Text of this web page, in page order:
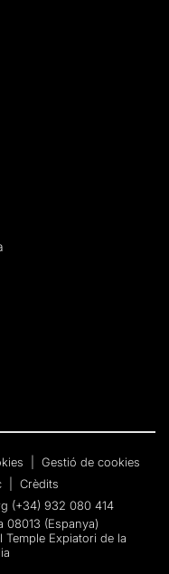
Gestió de cookies
Crèdits
(+34) 932 080 414
08013 (Espanya)
Expiatori de la